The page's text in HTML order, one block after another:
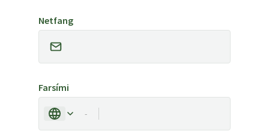
Netfang
Farsími
-